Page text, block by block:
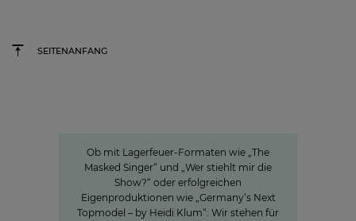
SEITENANFANG
Ob mit Lagerfeuer-Formaten wie „The
Masked Singer“ und „Wer stiehlt mir die
Show?“ oder erfolgreichen
Eigenproduktionen wie „Germany’s Next
Topmodel – by Heidi Klum“: Wir stehen für